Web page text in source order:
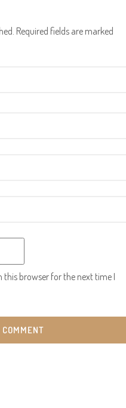
Required fields are marked
this browser for the next time I